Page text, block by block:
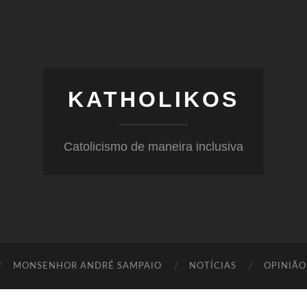
KATHOLIKOS
Catolicismo de maneira inclusiva
MONSENHOR ANDRÉ SAMPAIO NOTÍCIAS OPINIÃO